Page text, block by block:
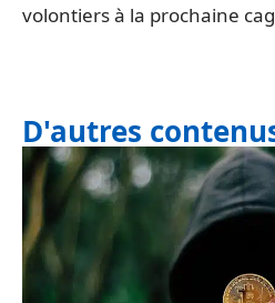
volontiers à la prochaine
D'autres